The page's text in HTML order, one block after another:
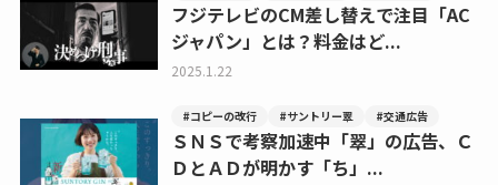
フジテレビのCM差し替えで注目「AC
ジャパン」とは？料金はど...
2025.1.22
#コピーの改行 #サントリー翠 #交通広告
ＳＮＳで考察加速中「翠」の広告、Ｃ
ＤとＡＤが明かす「ち」...